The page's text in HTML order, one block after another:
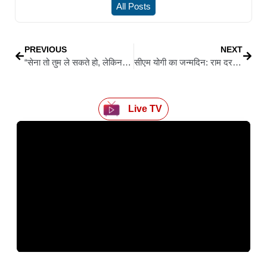
All Posts
PREVIOUS
“सेना तो तुम ले सकते हो, लेकिन कृष्ण को नहीं”: तेज प्रताप का इमोशनल कार्ड, तेजस्वी को दिया आशीर्वाद
NEXT
सीएम योगी का जन्मदिन: राम दरबार प्राण प्रतिष्ठा और गंगा दशहरा का दिव्य संगम
Live TV